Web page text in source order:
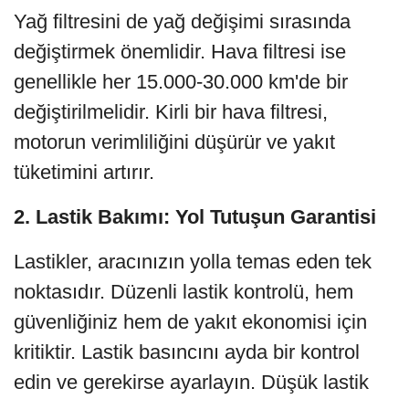
Yağ filtresini de yağ değişimi sırasında
değiştirmek önemlidir. Hava filtresi ise
genellikle her 15.000-30.000 km'de bir
değiştirilmelidir. Kirli bir hava filtresi,
motorun verimliliğini düşürür ve yakıt
tüketimini artırır.
2. Lastik Bakımı: Yol Tutuşun Garantisi
Lastikler, aracınızın yolla temas eden tek
noktasıdır. Düzenli lastik kontrolü, hem
güvenliğiniz hem de yakıt ekonomisi için
kritiktir. Lastik basıncını ayda bir kontrol
edin ve gerekirse ayarlayın. Düşük lastik